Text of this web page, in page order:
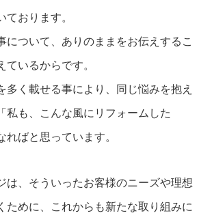
ております。
について、ありのままをお伝えするこ
ているからです。
多く載せる事により、同じ悩みを抱え
私も、こんな風にリフォームした
ればと思っています。
は、そういったお客様のニーズや理想
ために、これからも新たな取り組みに